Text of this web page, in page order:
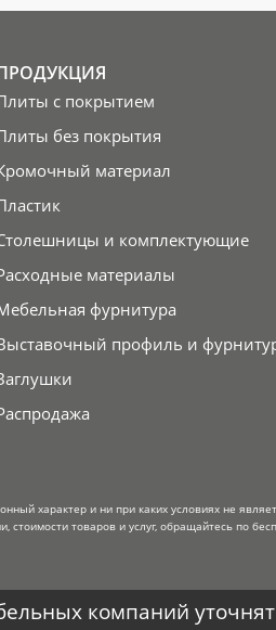
с покрытием
без покрытия
материал
и комплектующие
материалы
фурнитура
профиль и
характер и ни при каких условиях не
товаров и услуг, обращайтесь по
компаний